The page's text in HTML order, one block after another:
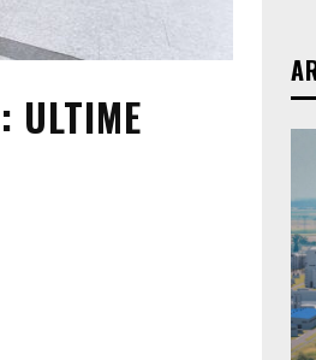
ULTIME